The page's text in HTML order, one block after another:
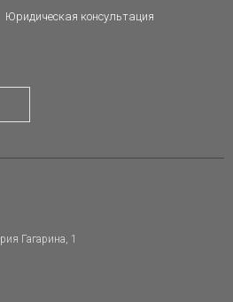
Юридическая консультация
Гагарина, 1